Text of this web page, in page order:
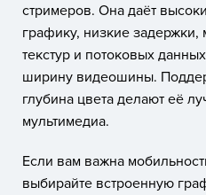
стримеров. Она даёт
графику, низкие
текстур и потоковых
ширину видеошины.
глубина цвета делают её
мультимедиа.
Если вам важна
выбирайте встроенную